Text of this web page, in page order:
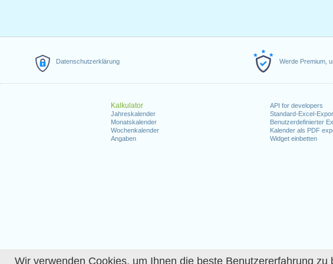
Wir verwenden Cookies, um Ihnen die beste Benutzererfahrung
Datenschutzerklärung Werde Premium,
Kalkulator
Jahreskalender
Monatskalender
Wochenkalender
Angaben
API for developers
Standard-Excel-
Benutzerdefinierter
Kalender als PDF
Widget einbetten